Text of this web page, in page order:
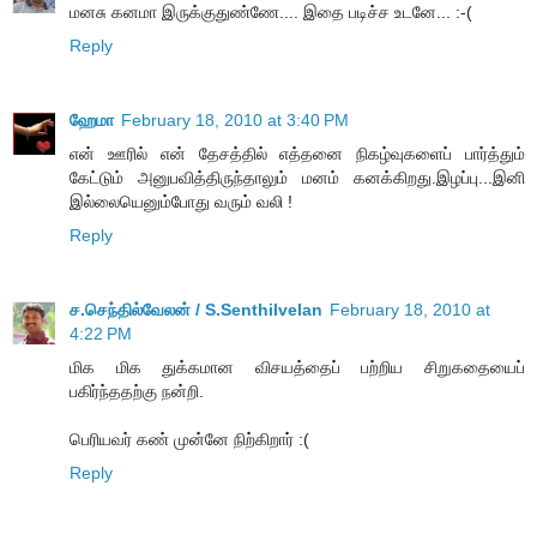
மனசு கனமா இருக்குதுண்ணே.... இதை படிச்ச உடனே... :-(
Reply
ஹேமா February 18, 2010 at 3:40 PM
என் ஊரில் என் தேசத்தில் எத்தனை நிகழ்வுகளைப் பார்த்தும்
கேட்டும் அனுபவித்திருந்தாலும் மனம் கனக்கிறது.இழப்பு...இனி
இல்லையெனும்போது வரும் வலி !
Reply
ச.செந்தில்வேலன் / S.Senthilvelan February 18, 2010 at
4:22 PM
மிக மிக துக்கமான விசயத்தைப் பற்றிய சிறுகதையைப்
பகிர்ந்ததற்கு நன்றி.
பெரியவர் கண் முன்னே நிற்கிறார் :(
Reply